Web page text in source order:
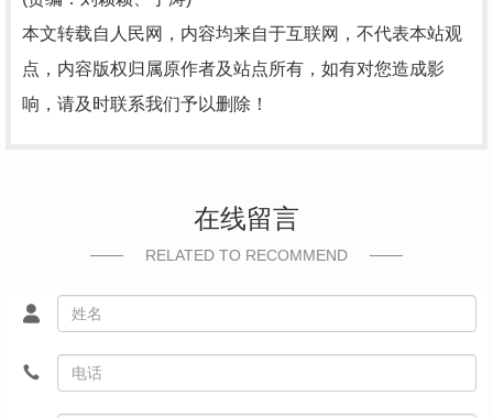
本文转载自人民网，内容均来自于互联网，不代表本站观
点，内容版权归属原作者及站点所有，如有对您造成影
响，请及时联系我们予以删除！
在线留言
RELATED TO RECOMMEND